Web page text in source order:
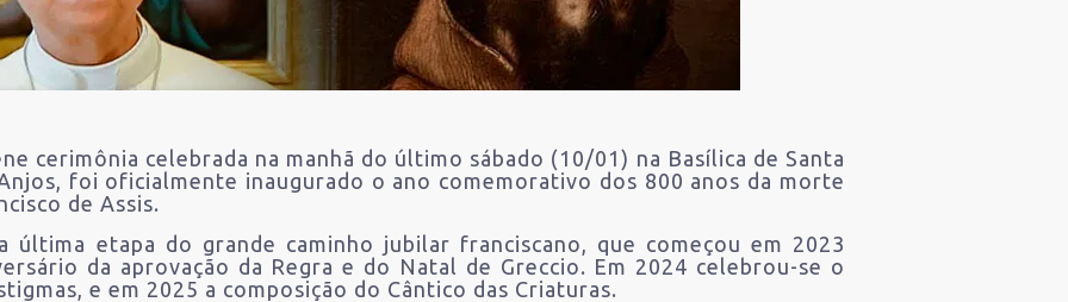
cerimônia celebrada na manhã do último sábado (10/01) na Basílica de Santa
foi oficialmente inaugurado o ano comemorativo dos 800 anos da morte
de Assis.
última etapa do grande caminho jubilar franciscano, que começou em 2023
da aprovação da Regra e do Natal de Greccio. Em 2024 celebrou-se o
e em 2025 a composição do Cântico das Criaturas.